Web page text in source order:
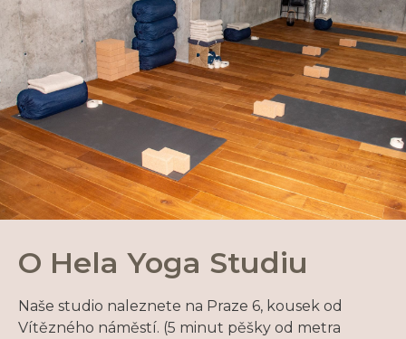
O Hela Yoga Studiu
Naše studio naleznete na Praze 6, kousek od
Vítězného náměstí. (5 minut pěšky od metra